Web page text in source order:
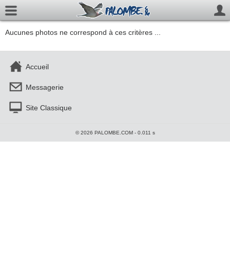
Aucunes photos ne correspond à ces critères ...
Accueil
Messagerie
Site Classique
© 2026 PALOMBE.COM - 0.011 s